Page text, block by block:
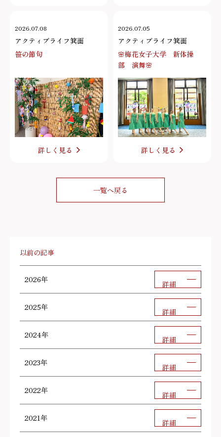
2026.07.08
アクティブライフ箕面
笹の節句
詳しく見る
2026.07.05
アクティブライフ箕面
🌸梅花女子大学 新体操
部 演舞🌸
詳しく見る
一覧へ戻る
以前の記事
2026年 詳細
2025年 詳細
2024年 詳細
2023年 詳細
2022年 詳細
2021年 詳細